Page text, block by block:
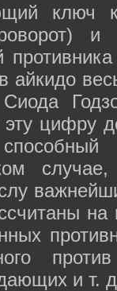
ключ
айкидо
Сиода
эту цифру
и т.